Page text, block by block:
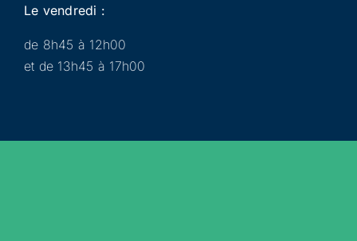
Le vendredi :
de 8h45 à 12h00
et de 13h45 à 17h00